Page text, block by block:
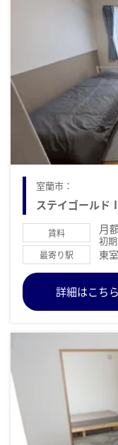
室蘭市：
ステイゴールド
賃料 月
初
最寄り駅 東
詳細はこちら